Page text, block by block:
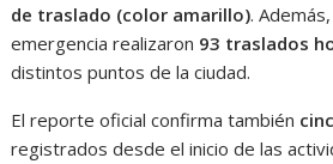
de traslado (color amarillo).
emergencia realizaron 93 traslados
distintos puntos de la ciudad.
El reporte oficial confirma también
registrados desde el inicio de las